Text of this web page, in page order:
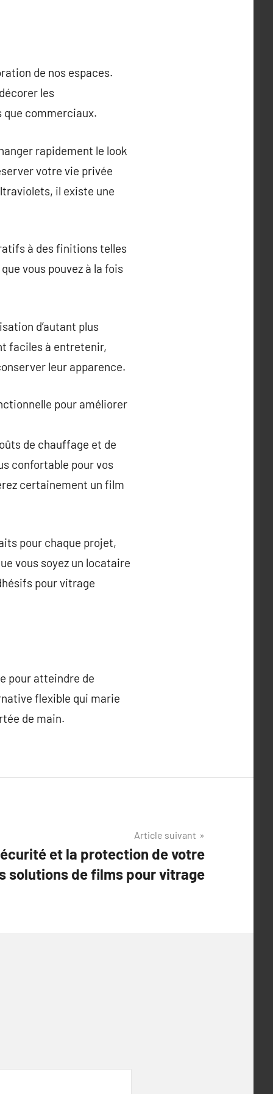
de nos espaces.
les
que commerciaux.
rapidement le look
votre vie privée
il existe une
à des finitions telles
vous pouvez à la fois
d’autant plus
faciles à entretenir,
leur apparence.
pour améliorer
de chauffage et de
confortable pour vos
certainement un film
pour chaque projet,
vous soyez un locataire
pour vitrage
pour atteindre de
flexible qui marie
de main.
Article suivant
et la protection de votre
solutions de films pour vitrage